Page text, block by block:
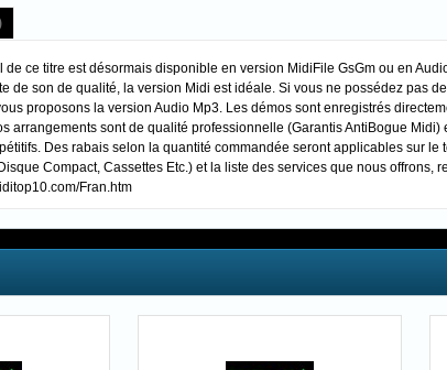
de ce titre est désormais disponible en version MidiFile GsGm ou en
de son de qualité, la version Midi est idéale. Si vous ne possédez pas
proposons la version Audio Mp3. Les démos sont enregistrés
arrangements sont de qualité professionnelle (Garantis AntiBogue Midi)
Des rabais selon la quantité commandée seront applicables sur le
Compact, Cassettes Etc.) et la liste des services que nous offrons,
Fran.htm